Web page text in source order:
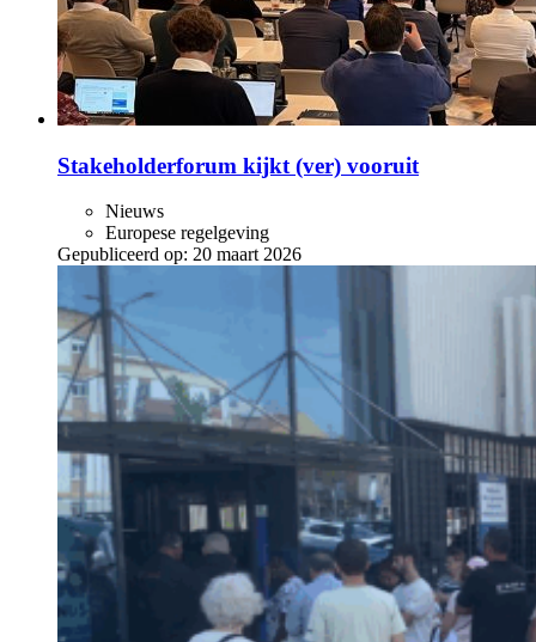
Stakeholderforum kijkt (ver) vooruit
Nieuws
Europese regelgeving
Gepubliceerd op: 20 maart 2026